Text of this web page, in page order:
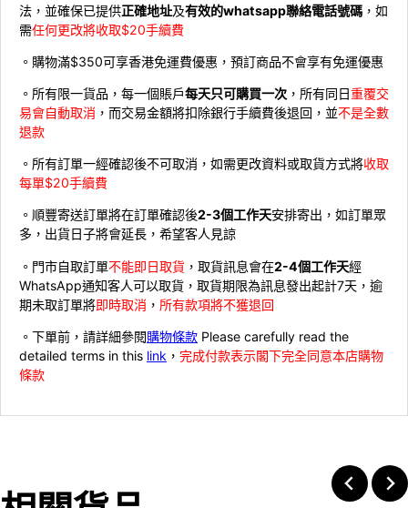
法，並確保已提供正確地址及有效的whatsapp聯絡電話號碼 ，如
需任何更改將收取$20手續費
。購物滿$350可享香港免運費優惠，預訂商品不會享有免運優惠
。所有限一貨品，每一個賬戶每天只可購買一次 ，所有同日重覆交
易會自動取消 ，而交易金額將扣除銀行手續費後退回，並不是全數
退款
。所有訂單一經確認後不可取消，如需更改資料或取貨方式將收取
每單$20手續費
。順豐寄送訂單將在訂單確認後2-3個工作天安排寄出，如訂單眾
多，出貨日子將會延長，希望客人見諒
。門市自取訂單不能即日取貨 ，取貨訊息會在2-4個工作天經
WhatsApp通知客人可以取貨，取貨期限為訊息發出起計7天，逾
期未取訂單將即時取消 ， 所有款項將不獲退回
。下單前，請詳細參閱購物條款 Please carefully read the
detailed terms in this link ， 完成付款表示閣下完全同意本店購物
條款